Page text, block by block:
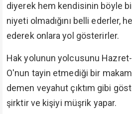
diyerek hem kendisinin böyle
niyeti olmadığını belli ederler,
ederek onlara yol gösterirler.
Hak yolunun yolcusunu
O'nun tayin etmediği bir
demen veyahut çıktım gibi
şirktir ve kişiyi müşrik yapar.